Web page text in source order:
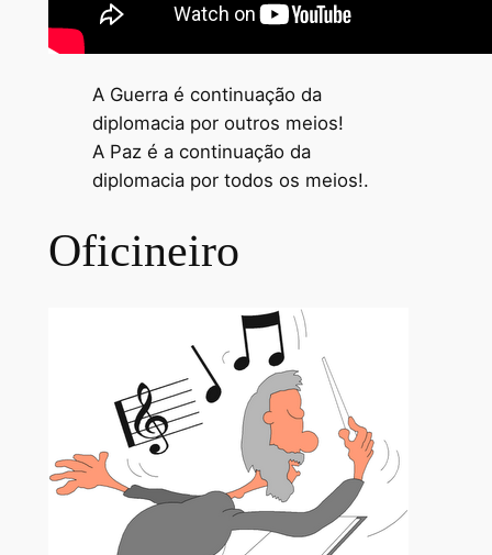
A Guerra é continuação da
diplomacia por outros meios!
A Paz é a continuação da
diplomacia por todos os meios!.
Oficineiro